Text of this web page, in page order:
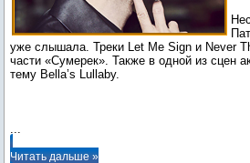
уже слышала. Треки Let Me Sign и Never
части «Сумерек». Также в одной из сцен
тему Bella’s Lullaby.
...
Читать дальше »